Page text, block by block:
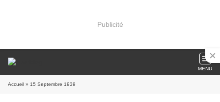
Publicité
MENU
Accueil » 15 Septembre 1939